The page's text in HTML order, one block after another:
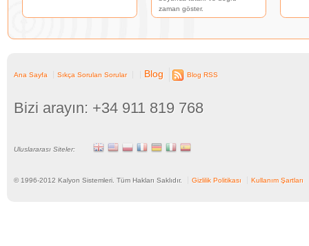
zaman göster.
Ana Sayfa Sıkça Sorulan Sorular Blog Blog RSS
Bizi arayın: +34 911 819 768
Uluslararası Siteler:
© 1996-2012 Kalyon Sistemleri. Tüm Hakları Saklıdır. Gizlilik Politikası Kullanım Şartları